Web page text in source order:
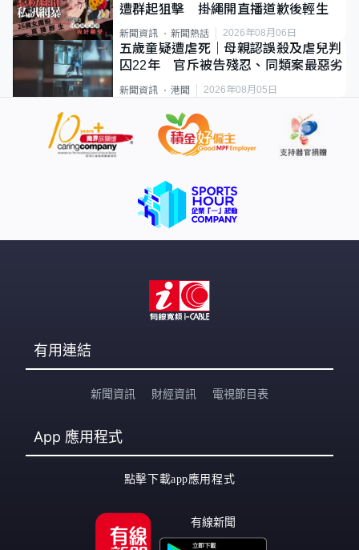
遭群起狙擊 掛繩開直播道歉後輕生
新聞資訊 新聞熱話 2026年08月06日
五歲童疑遭虐死｜母親認誤殺及虐兒判
囚22年 官斥被告殘忍、同類案最惡劣
新聞資訊 港聞 2026年08月05日
有用連結
新聞資訊 財經資訊 電視節目表
App 應用程式
點擊下載app應用程式
有線新聞